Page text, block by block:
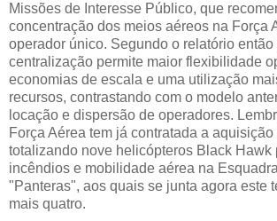
Missões de Interesse Público, que
concentração dos meios aéreos na Força
operador único. Segundo o relatório
centralização permite maior flexibilidade
economias de escala e uma utilização
recursos, contrastando com o modelo
locação e dispersão de operadores.
Força Aérea tem já contratada a
totalizando nove helicópteros Black Hawk
incêndios e mobilidade aérea na
"Panteras", aos quais se junta agora este
mais quatro.